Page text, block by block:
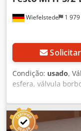
Wiefelstede 1
Solicitar
Condição: usado,
esfera, válvula
de gaveta -
Válvula magnética -
Número: 1x válvula
kg